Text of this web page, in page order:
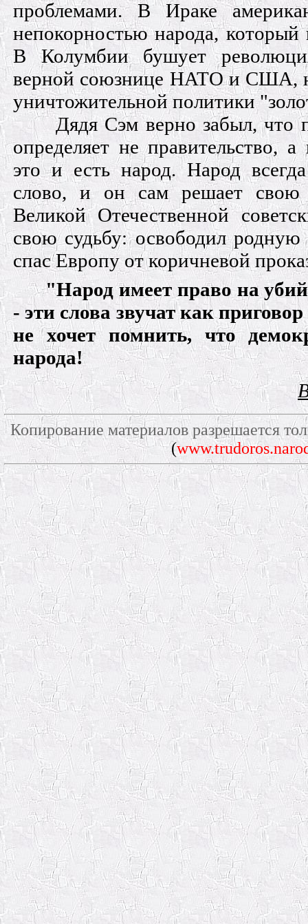
проблемами. В Ираке
непокорностью народа,
В Колумбии бушует
верной союзнице НАТО и США,
уничтожительной политики
Дядя Сэм верно забыл, что
определяет не правительство,
это и есть народ. Народ
слово, и он сам решает свою
Великой Отечественной
свою судьбу: освободил
спас Европу от коричневой
"Народ имеет право на
- эти слова звучат как
не хочет помнить, что
народа!
Копирование материалов разрешается
(